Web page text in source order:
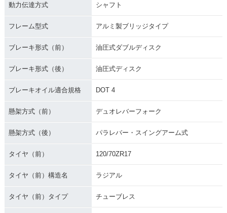
動力伝達方式 シャフト
フレーム型式 アルミ製ブリッジタイプ
ブレーキ形式（前） 油圧式ダブルディスク
ブレーキ形式（後） 油圧式ディスク
ブレーキオイル適合規格 DOT 4
懸架方式（前） デュオレバーフォーク
懸架方式（後） パラレバー・スイングアーム式
タイヤ（前） 120/70ZR17
タイヤ（前）構造名 ラジアル
タイヤ（前）タイプ チューブレス